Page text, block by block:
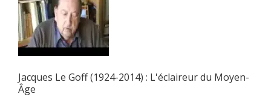
Jacques Le Goff (1924-2014) : L'éclaireur du Moyen-
Âge